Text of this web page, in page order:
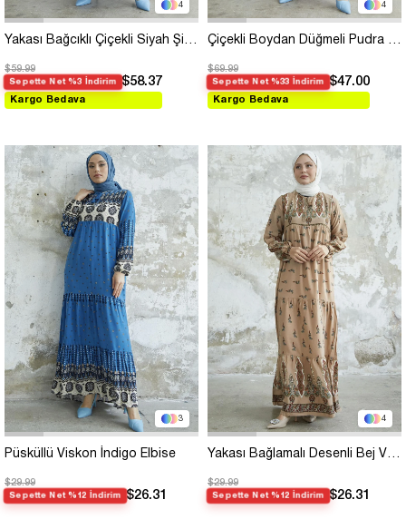
4
Yakası Bağcıklı Çiçekli Siyah Şifon Elbise
$59.99
Sepette Net %3 İndirim $58.37
Kargo Bedava
4
Çiçekli Boydan Düğmeli Pudra Saten Elbise
$69.99
Sepette Net %33 İndirim $47.00
Kargo Bedava
3
Püsküllü Viskon İndigo Elbise
$29.99
Sepette Net %12 İndirim $26.31
4
Yakası Bağlamalı Desenli Bej Viskon Elbise
$29.99
Sepette Net %12 İndirim $26.31